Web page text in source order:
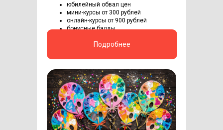
юбилейный обвал цен
мини-курсы от 300 рублей
онлайн-курсы от 900 рублей
бонусные баллы
Подробнее